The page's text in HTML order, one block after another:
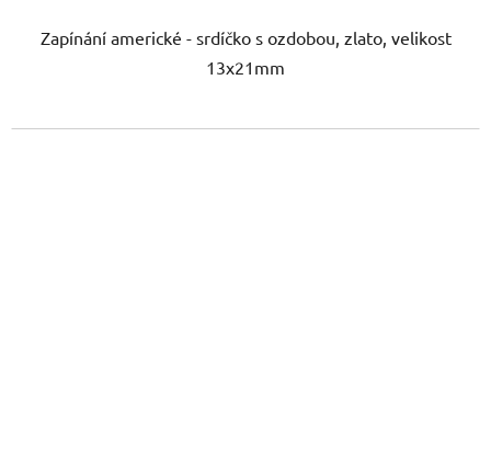
Zapínání americké - srdíčko s ozdobou, zlato, velikost
13x21mm